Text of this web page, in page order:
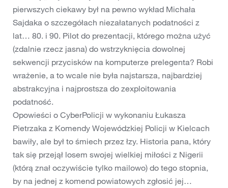
pierwszych ciekawy był na pewno wykład Michała
Sajdaka o szczegółach niezałatanych podatności z
lat… 80. i 90. Pilot do prezentacji, którego można użyć
(zdalnie rzecz jasna) do wstrzyknięcia dowolnej
sekwencji przycisków na komputerze prelegenta? Robi
wrażenie, a to wcale nie była najstarsza, najbardziej
abstrakcyjna i najprostsza do zexploitowania
podatność.
Opowieści o CyberPolicji w wykonaniu Łukasza
Pietrzaka z Komendy Wojewódzkiej Policji w Kielcach
bawiły, ale był to śmiech przez łzy. Historia pana, który
tak się przejął losem swojej wielkiej miłości z Nigerii
(którą znał oczywiście tylko mailowo) do tego stopnia,
by na jednej z komend powiatowych zgłosić jej…